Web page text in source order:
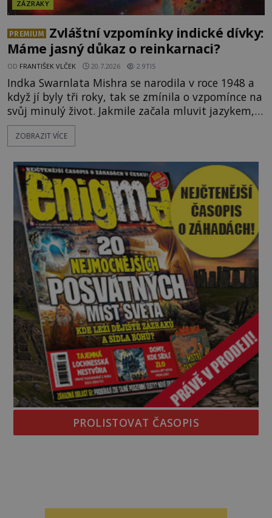
ZÁZRAKY
PREMIUM
Zvláštní vzpomínky indické dívky:
Máme jasný důkaz o reinkarnaci?
OD FRANTIŠEK VLČEK 20.7.2026 2.9TIS
Indka Swarnlata Mishra se narodila v roce 1948 a
když jí byly tři roky, tak se zmínila o vzpomínce na
svůj minulý život. Jakmile začala mluvit jazykem,
který nikdo nezná, začali rodiče její podivné
chování brát vážně. Je snad důkazem reinkarnace?
Na první pohled se zdá, že to bu
ZOBRAZIT VÍCE
PROLISTOVAT ČASOPIS